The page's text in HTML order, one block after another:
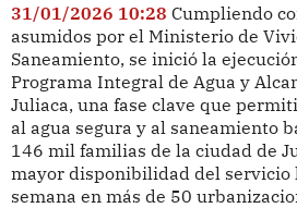
31/01/2026 10:28 Cumpliendo
asumidos por el Ministerio de
Saneamiento, se inició la
Programa Integral de Agua y
Juliaca, una fase clave que
al agua segura y al saneamiento
146 mil familias de la ciudad de
mayor disponibilidad del servicio
semana en más de 50